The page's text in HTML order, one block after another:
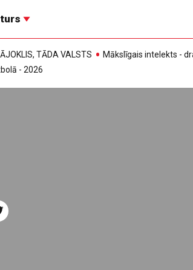
TĀDA VALSTS
Mākslīgais intelekts -
- 2026